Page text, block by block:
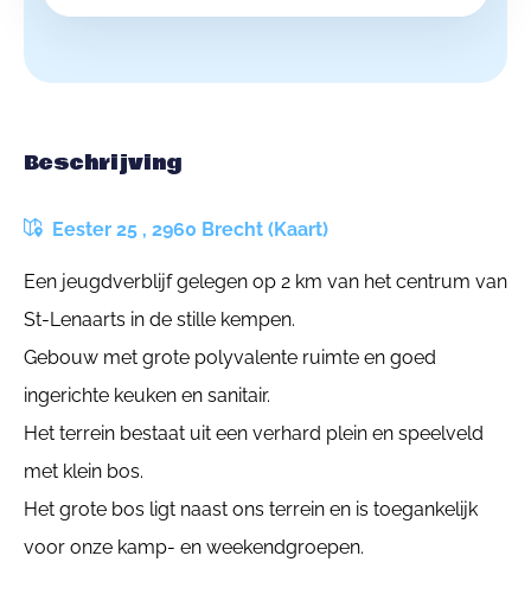
Beschrijving
Eester 25 , 2960 Brecht (Kaart)
Een jeugdverblijf gelegen op 2 km van het centrum van
St-Lenaarts in de stille kempen.
Gebouw met grote polyvalente ruimte en goed
ingerichte keuken en sanitair.
Het terrein bestaat uit een verhard plein en speelveld
met klein bos.
Het grote bos ligt naast ons terrein en is toegankelijk
voor onze kamp- en weekendgroepen.